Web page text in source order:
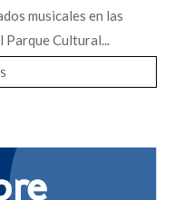
musicales en las
Parque Cultural...